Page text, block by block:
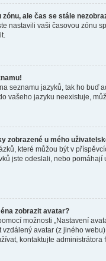
ale čas se stále
nastavili vaši časovou zónu
seznamu jazyků, tak ho buď
vašeho jazyku neexistuje,
zobrazené u mého
které můžou být v
jste odeslali, nebo
zobrazit avatar?
možnosti „Nastavení
vzdálený avatar (z jiného
kontaktujte administrátora